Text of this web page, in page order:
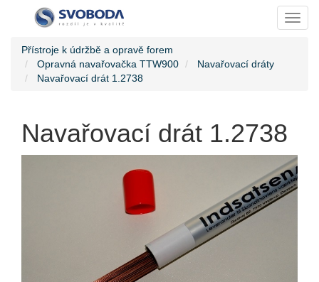
Přístroje k údržbě a opravě forem
Opravná navařovačka TTW900
Navařovací dráty
Navařovací drát 1.2738
Navařovací drát 1.2738